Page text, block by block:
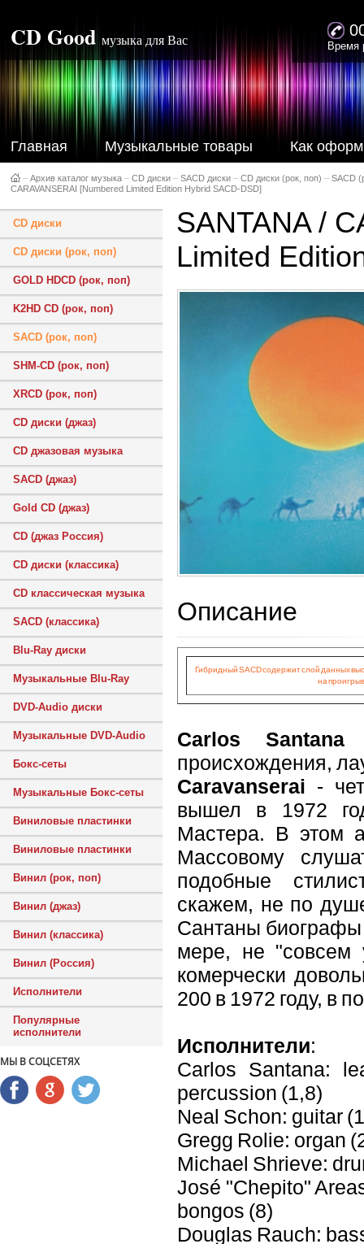
CD Good музыка для Вас Время
Главная Музыкальные товары Как
– Архив каталог музыка – CD диски – SACD диски – CD диски (рок, поп) – SACD
CARAVANSERAI [Numbered Limited Edition Hybrid SACD-DSD]
CD диски
CD диски (рок, поп)
GOLD HDCD (рок, поп)
K2HD CD (рок, поп)
SACD (рок, поп)
SHM-CD (рок, поп)
XRCD (рок, поп)
CD диски (джаз)
CD джазовая музыка
SACD (джаз)
Gold CD (джаз)
CD (джаз Россия)
CD диски (классика)
CD классическая музыка
SACD (классика)
Blu-Ray диски
Музыкальные Blu-Ray
DVD-Audio диски
Музыкальные DVD-Audio
Бокс-сеты
Музыкальные Бокс-сеты
Виниловые пластинки
Виниловые пластинки
Винил (рок, поп)
Винил (джаз)
Винил (классика)
Винил (Россия)
Исполнители
Популярные
исполнители
МЫ В СОЦСЕТЯХ
SANTANA /
Limited
Описание
Гибридный SACD содержит слой данных
на
Carlos Santana-
происхождения,
Caravanserai -
вышел в 1972
Мастера. В этом
Массовому
подобные
скажем, не по
Сантаны биографы
мере, не "совсем
комерчески
200 в 1972 году, в
Исполнители:
Carlos Santana:
percussion (1,8)
Neal Schon: guitar
Gregg Rolie: organ
Michael Shrieve:
José "Chepito"
bongos (8)
Douglas Rauch: